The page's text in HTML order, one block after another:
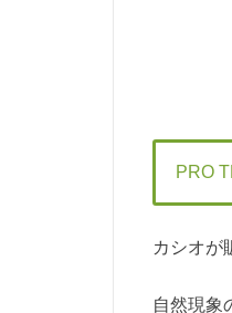
PRO
カシオが
自然現象